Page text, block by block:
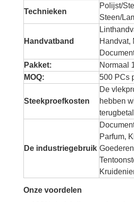
Technieken
Polijst/
Steen/
Handvatband
Handvat,
Pakket:
Normaal
MOQ:
500 PCs
Steekproefkosten
De
hebben
De industriegebruik
Parfum,
Onze voordelen